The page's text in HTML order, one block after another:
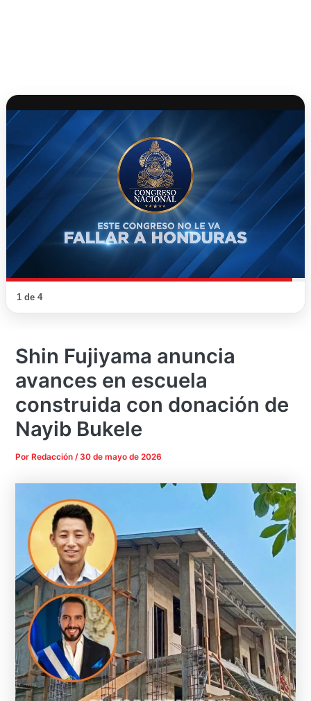
1 de 4
Shin Fujiyama anuncia
avances en escuela
construida con donación de
Nayib Bukele
Por Redacción/ 30 de mayo de 2026